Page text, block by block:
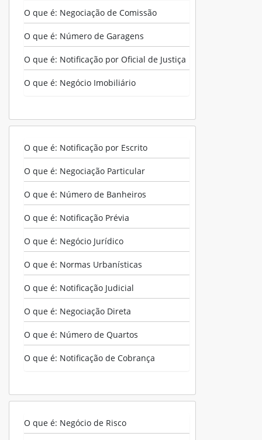
O que é: Negociação de Comissão
O que é: Número de Garagens
O que é: Notificação por Oficial de Justiça
O que é: Negócio Imobiliário
O que é: Notificação por Escrito
O que é: Negociação Particular
O que é: Número de Banheiros
O que é: Notificação Prévia
O que é: Negócio Jurídico
O que é: Normas Urbanísticas
O que é: Notificação Judicial
O que é: Negociação Direta
O que é: Número de Quartos
O que é: Notificação de Cobrança
O que é: Negócio de Risco